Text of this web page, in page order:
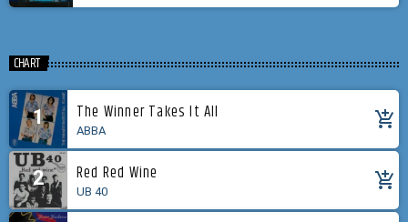
CHART
1 The Winner Takes It All
ABBA add_shopping_cart
2 Red Red Wine
UB 40 add_shopping_cart